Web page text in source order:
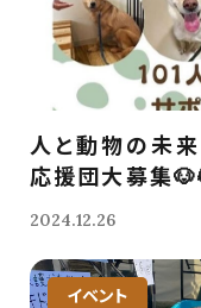
人と動物の未
応援団大募集
2024.12.26
イベント